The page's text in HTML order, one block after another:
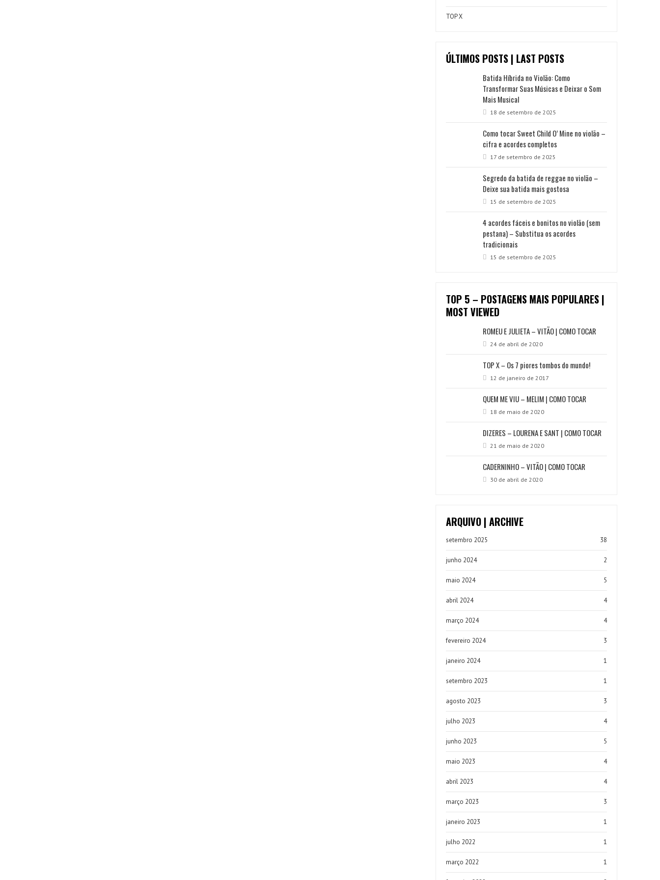
TOP X
ÚLTIMOS POSTS | LAST POSTS
Batida Híbrida no Violão: Como
Transformar Suas Músicas e Deixar o Som
Mais Musical
18 de setembro de 2025
Como tocar Sweet Child O’ Mine no violão –
cifra e acordes completos
17 de setembro de 2025
Segredo da batida de reggae no violão –
Deixe sua batida mais gostosa
15 de setembro de 2025
4 acordes fáceis e bonitos no violão (sem
pestana) – Substitua os acordes
tradicionais
15 de setembro de 2025
TOP 5 – POSTAGENS MAIS POPULARES |
MOST VIEWED
ROMEU E JULIETA – VITÃO | COMO TOCAR
24 de abril de 2020
TOP X – Os 7 piores tombos do mundo!
12 de janeiro de 2017
QUEM ME VIU – MELIM | COMO TOCAR
18 de maio de 2020
DIZERES – LOURENA E SANT | COMO TOCAR
21 de maio de 2020
CADERNINHO – VITÃO | COMO TOCAR
30 de abril de 2020
ARQUIVO | ARCHIVE
setembro 2025 38
junho 2024 2
maio 2024 5
abril 2024 4
março 2024 4
fevereiro 2024 3
janeiro 2024 1
setembro 2023 1
agosto 2023 3
julho 2023 4
junho 2023 5
maio 2023 4
abril 2023 4
março 2023 3
janeiro 2023 1
julho 2022 1
março 2022 1